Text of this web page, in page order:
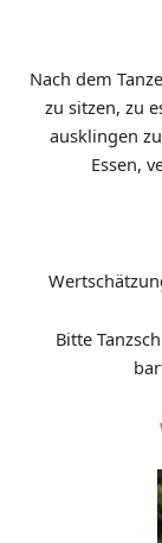
Nach dem
zu sitzen, zu
ausklingen
Essen,
Bitte